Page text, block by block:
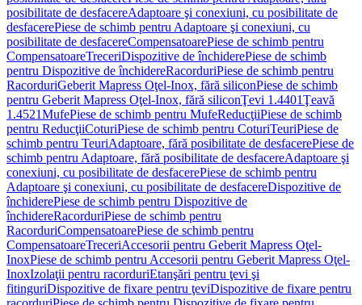
posibilitate de desfacereAdaptoare şi conexiuni, cu posibilitate de
desfacerePiese de schimb pentru Adaptoare şi conexiuni, cu
posibilitate de desfacereCompensatoarePiese de schimb pentru
CompensatoareTreceriDispozitive de închiderePiese de schimb
pentru Dispozitive de închidereRacorduriPiese de schimb pentru
RacorduriGeberit Mapress Oţel-Inox, fără siliconPiese de schimb
pentru Geberit Mapress Oţel-Inox, fără siliconŢevi 1.4401Ţeavă
1.4521MufePiese de schimb pentru MufeReducţiiPiese de schimb
pentru ReducţiiCoturiPiese de schimb pentru CoturiTeuriPiese de
schimb pentru TeuriAdaptoare, fără posibilitate de desfacerePiese de
schimb pentru Adaptoare, fără posibilitate de desfacereAdaptoare şi
conexiuni, cu posibilitate de desfacerePiese de schimb pentru
Adaptoare şi conexiuni, cu posibilitate de desfacereDispozitive de
închiderePiese de schimb pentru Dispozitive de
închidereRacorduriPiese de schimb pentru
RacorduriCompensatoarePiese de schimb pentru
CompensatoareTreceriAccesorii pentru Geberit Mapress Oţel-
InoxPiese de schimb pentru Accesorii pentru Geberit Mapress Oţel-
InoxIzolaţii pentru racorduriEtanşări pentru ţevi şi
fitinguriDispozitive de fixare pentru ţeviDispozitive de fixare pentru